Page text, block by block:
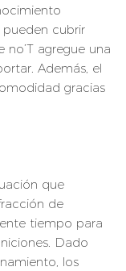
pueden cubrir
no’T agregue una
Además, el
gracias
que
de
tiempo para
Dado
los